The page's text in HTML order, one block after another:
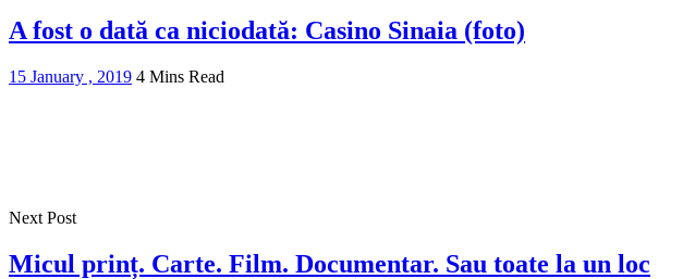
A fost o dată ca niciodată: Casino Sinaia (foto)
15 January , 2019 4 Mins Read
Next Post
Micul prinț. Carte. Film. Documentar. Sau toate la un loc